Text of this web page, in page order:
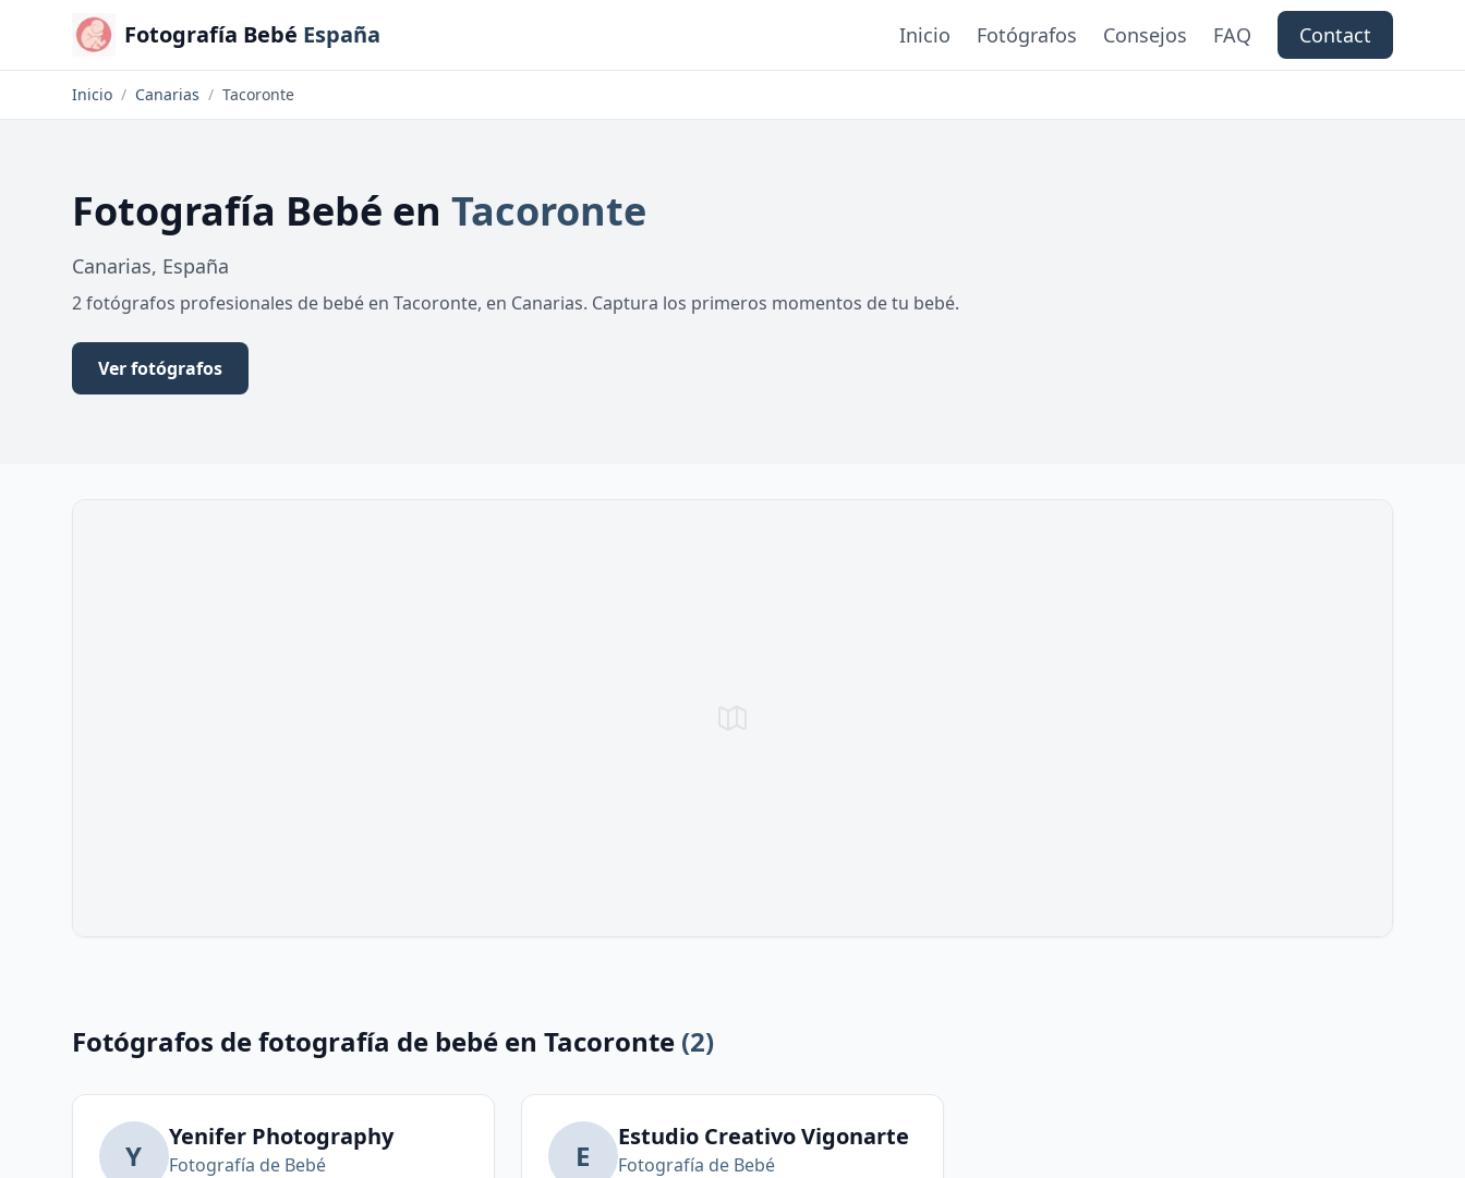
Fotografía Bebé España Inicio Fotógrafos Consejos FAQ Contact
Inicio / Canarias / Tacoronte
Fotografía Bebé en Tacoronte
Canarias, España
2 fotógrafos profesionales de bebé en Tacoronte, en Canarias. Captura los primeros momentos de tu bebé.
Ver fotógrafos
Fotógrafos de fotografía de bebé en Tacoronte (2)
Y
Yenifer Photography
Fotografía de Bebé
E
Estudio Creativo Vigonarte
Fotografía de Bebé